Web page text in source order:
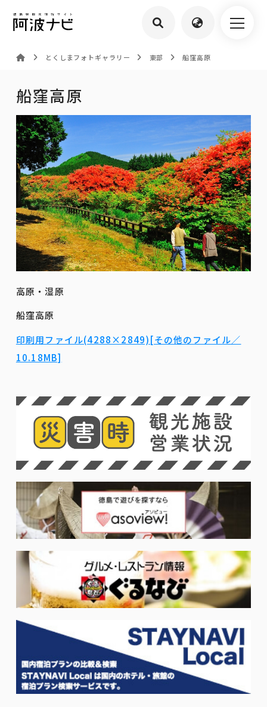
とくしまフォトギャラリー 東部 船窪高原
船窪高原
高原・湿原
船窪高原
印刷用ファイル(4288×2849)[その他のファイル／
10.18MB]